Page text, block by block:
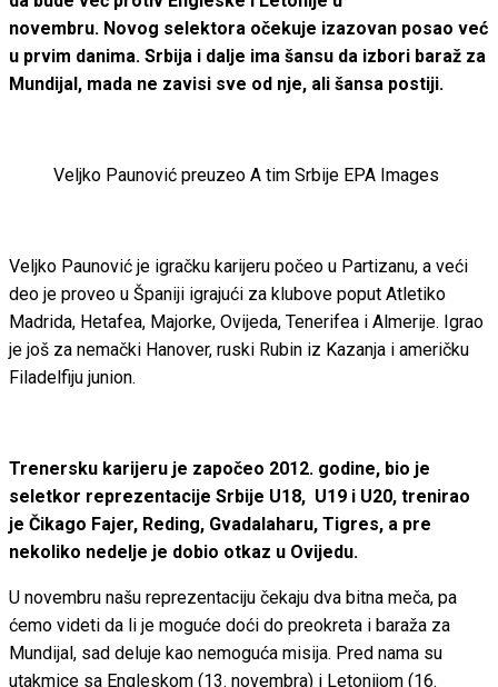
novembru. Novog selektora očekuje izazovan posao već
u prvim danima. Srbija i dalje ima šansu da izbori baraž za
Mundijal, mada ne zavisi sve od nje, ali šansa postiji.
Veljko Paunović preuzeo A tim Srbije EPA Images
Veljko Paunović je igračku karijeru počeo u Partizanu, a veći
deo je proveo u Španiji igrajući za klubove poput Atletiko
Madrida, Hetafea, Majorke, Ovijeda, Tenerifea i Almerije. Igrao
je još za nemački Hanover, ruski Rubin iz Kazanja i američku
Filadelfiju junion.
Trenersku karijeru je započeo 2012. godine, bio je
seletkor reprezentacije Srbije U18, U19 i U20, trenirao
je Čikago Fajer, Reding, Gvadalaharu, Tigres, a pre
nekoliko nedelje je dobio otkaz u Ovijedu.
U novembru našu reprezentaciju čekaju dva bitna meča, pa
ćemo videti da li je moguće doći do preokreta i baraža za
Mundijal, sad deluje kao nemoguća misija. Pred nama su
utakmice sa Engleskom (13. novembra) i Letonijom (16.